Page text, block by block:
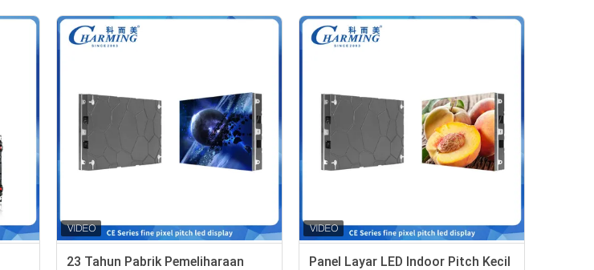
23 Tahun Pabrik Pemeliharaan
Panel Layar LED Indoor Pitch Kecil